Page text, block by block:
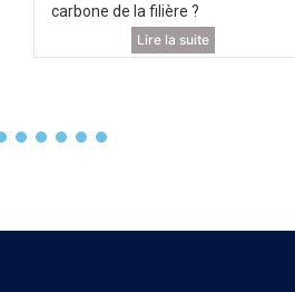
carbone de la filière ?
Lire la suite